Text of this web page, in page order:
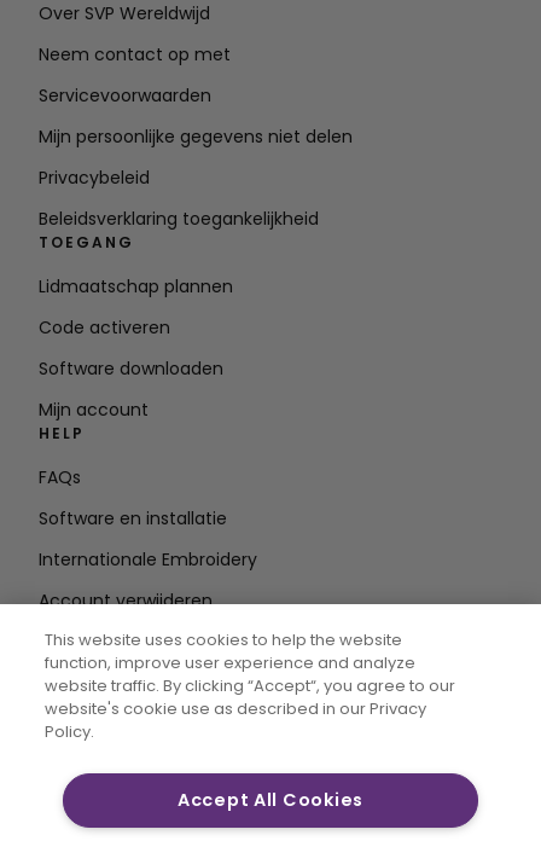
Over SVP Wereldwijd
Neem contact op met
Servicevoorwaarden
Mijn persoonlijke gegevens niet delen
Privacybeleid
Beleidsverklaring toegankelijkheid
TOEGANG
Lidmaatschap plannen
Code activeren
Software downloaden
Mijn account
HELP
FAQs
Software en installatie
Internationale Embroidery
Account verwijderen
E-mailadres
invoeren
CREATIVATE MYSEWNET zijn exclusieve handelsmerken
This website uses cookies to help the website
function, improve user experience and analyze
website traffic. By clicking “Accept“, you agree to our
website's cookie use as described in our Privacy
Policy.
Accept All Cookies